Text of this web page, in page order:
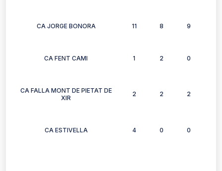
CA JORGE BONORA 11 8 9
CA FENT CAMI 1 2 0
CA FALLA MONT DE PIETAT DE
XIR
2 2 2
CA ESTIVELLA 4 0 0